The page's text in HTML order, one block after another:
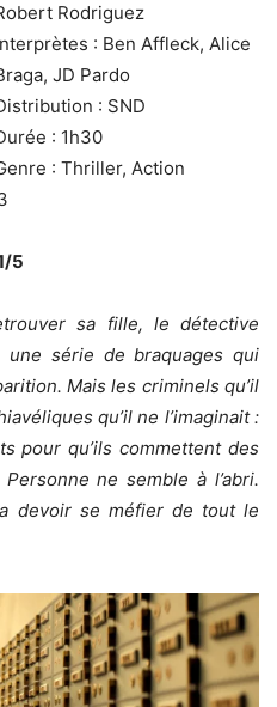
Rodriguez
: Ben Affleck, Alice
JD Pardo
: SND
: 1h30
: Thriller, Action
5
sa fille, le détective
une série de braquages qui
Mais les criminels qu’il
qu’il ne l’imaginait :
pour qu’ils commettent des
ne semble à l’abri.
devoir se méfier de tout le